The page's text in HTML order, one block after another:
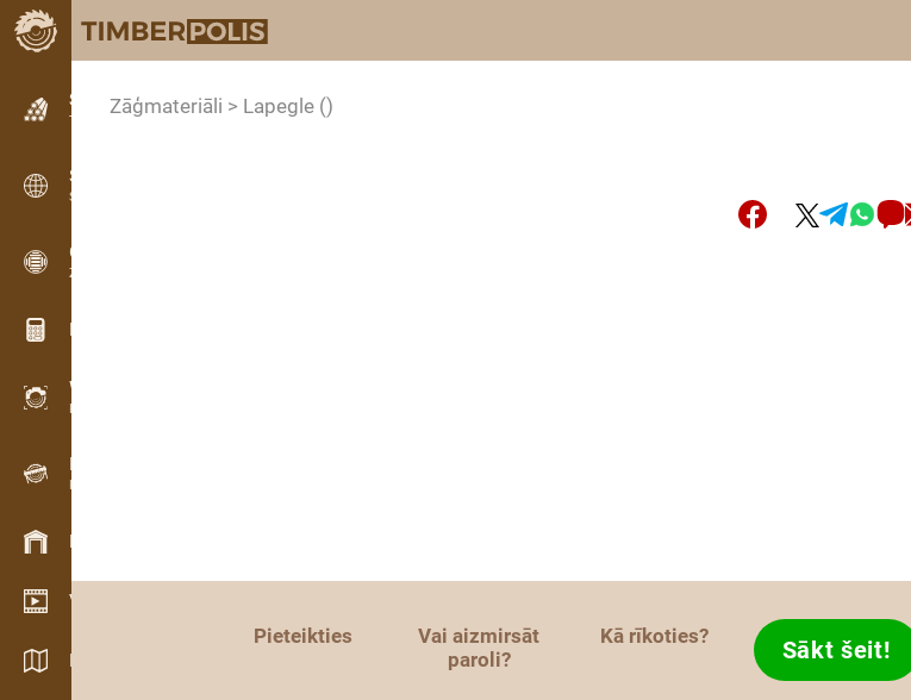
Sludinājumi
Teksta sludinājumi
Sludinājumi
Starptautiskie sludinājumi
OPTI-TIMB
Zāģēšanas shēmas
Koksnes kalkulatori
WoodProfi
Koksnes tilpums ar AI
Datu reģistrators
Koksnes uzskaite uz vietas
Krājumu vadība
Video telpa
Katalogi / Brošūras
Zāģmateriāli > Lapegle ()
Pieteikties
Vai aizmirsāt
paroli?
Kā rīkoties? Sākt šeit!